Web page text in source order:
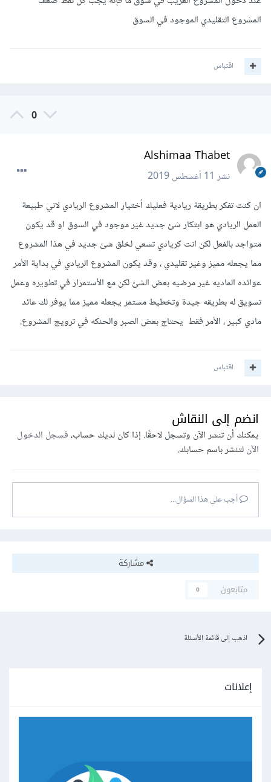
المشروع التقليدي الموجود في السوق
اقتباس
0
Alshimaa Thabet
نشر11 أغسطس 2019
ان كنت تفكر بطريقة ريادية فعليك أختيار المشروع الريادي لاني طبيعة
العمل الريادي هو ابتكار شئ جديد غير موجود في السوق او قد يكون
متواجد بالفعل لكن انت كريادي تسعي لخلق شئ جديد في هذا المشروع
مما يجعله مميز وغير تقليدي ، وقد يكون المشروع الريادي في بداية الأمر
عوائده الماديه غير مرضيه بعض الشئ لكن مع الأستمرار في تطويره وعمل
تسويق له بطريقه جيدة وتخطيط مستمر يجعله مميز مما يوفر لك عائد
مادي كبير ، الأمر فقط يحتاج بعض الصبر والحنكه في ترويج المشروع.
اقتباس
انضم إلى النقاش
يمكنك أن تنشر الآن وتسجل لاحقًا. إذا كان لديك حساب،فسجل الدخول
الآنلتنشر باسم حسابك.
أجب على هذا السؤال...
مشاركة
متابعون
0
اذهب إلى قائمة الأسئلة
إعلانات